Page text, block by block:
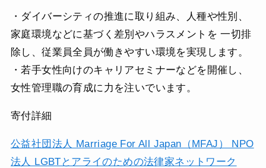
・ダイバーシティの推進に取り組み、人種や性別、
家庭環境などに基づく差別やハラスメントを 一切排
除し、従業員全員が働きやすい環境を実現します。
・若手女性向けのキャリアセミナーなどを開催し、
女性管理職の育成に力を注いでいます。
寄付詳細
公益社団法人 Marriage For All Japan（MFAJ） NPO
法人 LGBTとアライのための法律家ネットワーク